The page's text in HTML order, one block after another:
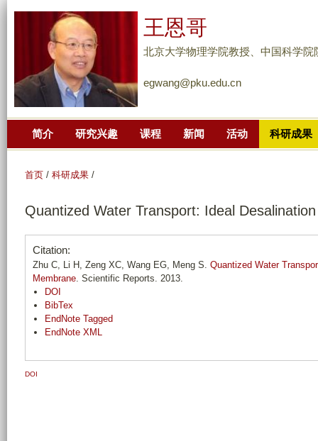
到
主
要
分
王恩哥
北京大学物理学院教授、中国科学
egwang@pku.edu.cn
简介 研究兴趣 课程 新闻 活动 科研成果
首页 / 科研成果 /
Quantized Water Transport: Ideal
Citation:
Zhu C, Li H, Zeng XC, Wang EG, Meng S. Quantized Water
Membrane. Scientific Reports. 2013.
DOI
BibTex
EndNote Tagged
EndNote XML
DOI